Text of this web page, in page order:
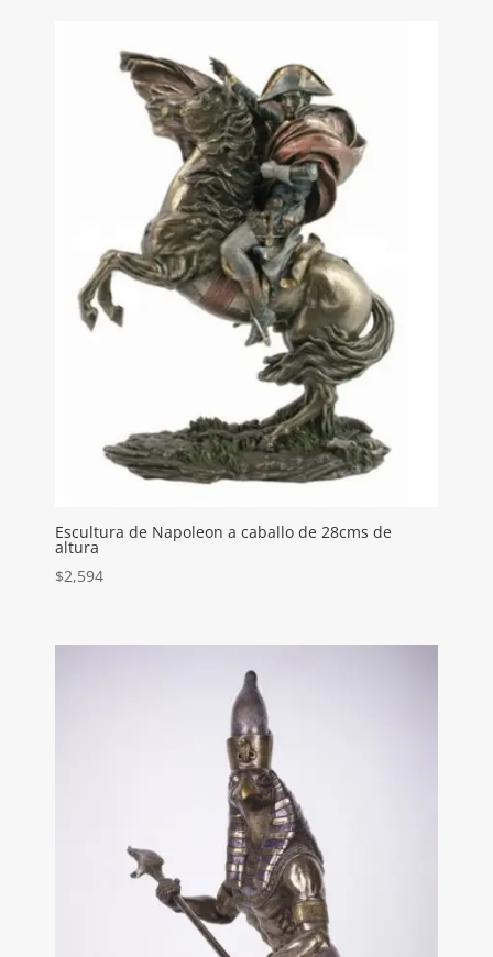
Escultura de Napoleon a caballo de 28cms de
altura
$2,594